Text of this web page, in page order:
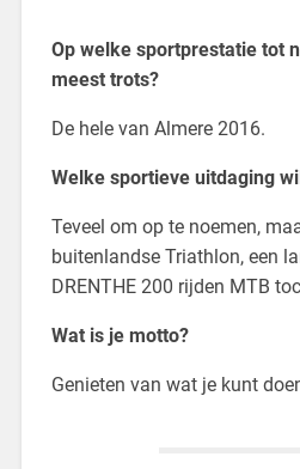
Op welke sportprestatie tot
meest trots?
De hele van Almere 2016.
Welke sportieve uitdaging
Teveel om op te noemen,
buitenlandse Triathlon, een
DRENTHE 200 rijden MTB
Wat is je motto?
Genieten van wat je kunt